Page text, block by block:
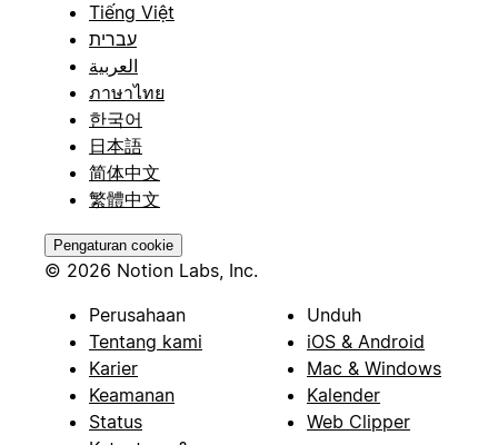
Tiếng Việt
עברית
العربية
ภาษาไทย
한국어
日本語
简体中文
繁體中文
Pengaturan cookie
© 2026 Notion Labs, Inc.
Perusahaan
Tentang kami
Karier
Keamanan
Status
Unduh
iOS & Android
Mac & Windows
Kalender
Web Clipper